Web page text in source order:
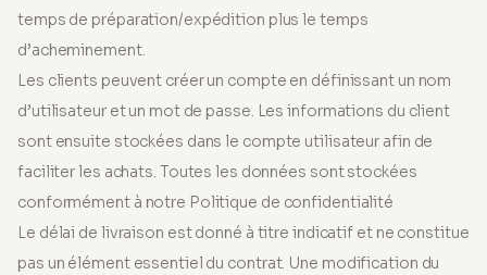
temps de préparation/expédition plus le temps
d’acheminement.
Les clients peuvent créer un compte en définissant un nom
d’utilisateur et un mot de passe. Les informations du client
sont ensuite stockées dans le compte utilisateur afin de
faciliter les achats. Toutes les données sont stockées
conformément à notre Politique de confidentialité
Le délai de livraison est donné à titre indicatif et ne constitue
pas un élément essentiel du contrat. Une modification du